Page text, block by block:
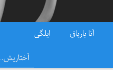
آنا یارپاق ایلگی